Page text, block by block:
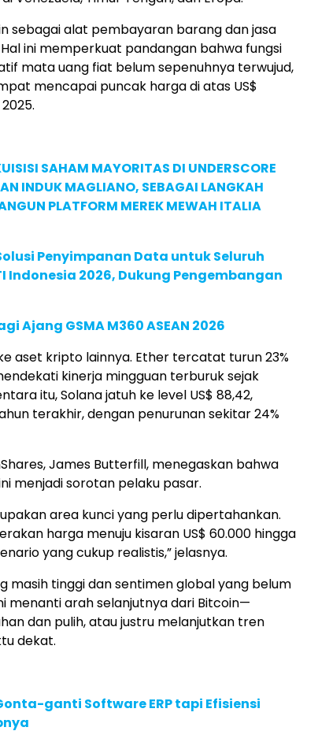
sebagai alat pembayaran barang dan jasa
ini memperkuat pandangan bahwa fungsi
mata uang fiat belum sepenuhnya terwujud,
mencapai puncak harga di atas US$
SAHAM MAYORITAS DI UNDERSCORE
INDUK MAGLIANO, SEBAGAI LANGKAH
PLATFORM MEREK MEWAH ITALIA
Penyimpanan Data untuk Seluruh
Indonesia 2026, Dukung Pengembangan
Ajang GSMA M360 ASEAN 2026
aset kripto lainnya. Ether tercatat turun 23%
kinerja mingguan terburuk sejak
itu, Solana jatuh ke level US$ 88,42,
terakhir, dengan penurunan sekitar 24%
James Butterfill, menegaskan bahwa
menjadi sorotan pelaku pasar.
area kunci yang perlu dipertahankan.
harga menuju kisaran US$ 60.000 hingga
yang cukup realistis,” jelasnya.
masih tinggi dan sentimen global yang belum
menanti arah selanjutnya dari Bitcoin—
dan pulih, atau justru melanjutkan tren
dekat.
ganti Software ERP tapi Efisiensi